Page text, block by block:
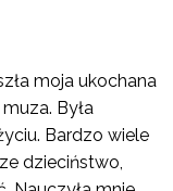
moja ukochana
Była
Bardzo wiele
dzieciństwo,